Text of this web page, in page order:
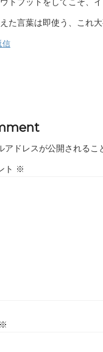
た言葉は即使う、これ
信
アドレスが公開されるこ
ト ※
※